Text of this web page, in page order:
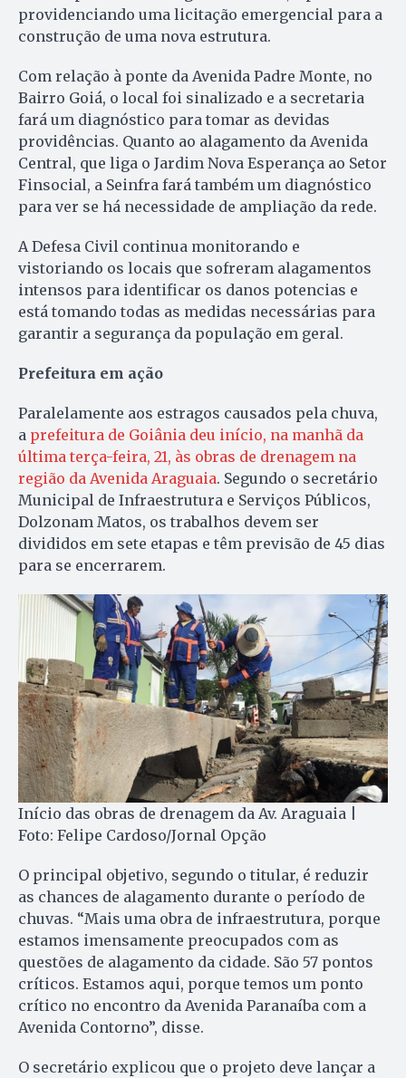
providenciando uma licitação emergencial para a
construção de uma nova estrutura.
Com relação à ponte da Avenida Padre Monte, no
Bairro Goiá, o local foi sinalizado e a secretaria
fará um diagnóstico para tomar as devidas
providências. Quanto ao alagamento da Avenida
Central, que liga o Jardim Nova Esperança ao Setor
Finsocial, a Seinfra fará também um diagnóstico
para ver se há necessidade de ampliação da rede.
A Defesa Civil continua monitorando e
vistoriando os locais que sofreram alagamentos
intensos para identificar os danos potencias e
está tomando todas as medidas necessárias para
garantir a segurança da população em geral.
Prefeitura em ação
Paralelamente aos estragos causados pela chuva,
a prefeitura de Goiânia deu início, na manhã da
última terça-feira, 21, às obras de drenagem na
região da Avenida Araguaia. Segundo o secretário
Municipal de Infraestrutura e Serviços Públicos,
Dolzonam Matos, os trabalhos devem ser
divididos em sete etapas e têm previsão de 45 dias
para se encerrarem.
Início das obras de drenagem da Av. Araguaia |
Foto: Felipe Cardoso/Jornal Opção
O principal objetivo, segundo o titular, é reduzir
as chances de alagamento durante o período de
chuvas. “Mais uma obra de infraestrutura, porque
estamos imensamente preocupados com as
questões de alagamento da cidade. São 57 pontos
críticos. Estamos aqui, porque temos um ponto
crítico no encontro da Avenida Paranaíba com a
Avenida Contorno”, disse.
O secretário explicou que o projeto deve lançar a